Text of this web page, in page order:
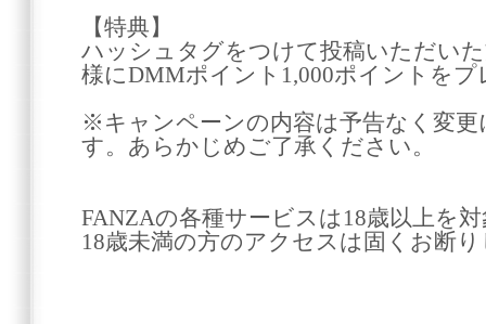
【特典】
ハッシュタグをつけて投稿いただい
様にDMMポイント1,000ポイントを
※キャンペーンの内容は予告なく変
す。あらかじめご了承ください。
FANZAの各種サービスは18歳以上を
18歳未満の方のアクセスは固くお断